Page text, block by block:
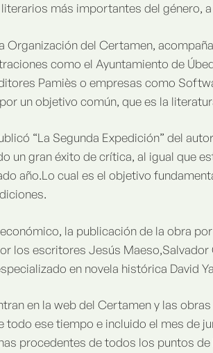
más importantes del género,
Organización del Certamen,
como el Ayuntamiento de
Pamiès o empresas como
un objetivo común, que es la
“La Segunda Expedición” del
un gran éxito de crítica, al igual que
año.Lo cual es el objetivo
la publicación de la obra
los escritores Jesús
en novela histórica David
en la web del Certamen y las
todo ese tiempo e incluido el mes de
procedentes de todos los puntos